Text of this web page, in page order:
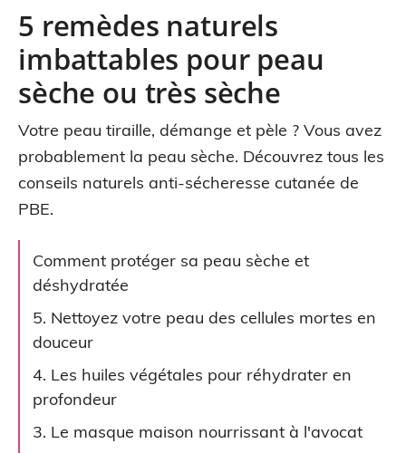
5 remèdes naturels
imbattables pour peau
sèche ou très sèche
Votre peau tiraille, démange et pèle ? Vous avez
probablement la peau sèche. Découvrez tous les
conseils naturels anti-sécheresse cutanée de
PBE.
Comment protéger sa peau sèche et
déshydratée
5. Nettoyez votre peau des cellules mortes en
douceur
4. Les huiles végétales pour réhydrater en
profondeur
3. Le masque maison nourrissant à l'avocat